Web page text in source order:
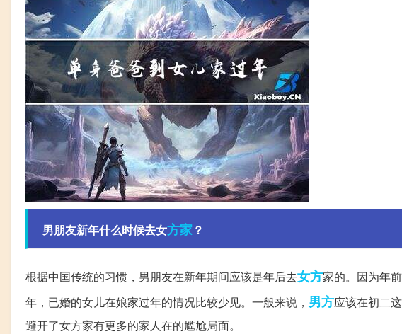
男朋友新年什么时候去女方家？
根据中国传统的习惯，男朋友在新年期间应该是年后去女方家的。因为年
年，已婚的女儿在娘家过年的情况比较少见。一般来说， 男方应该在初二
避开了女方家有更多的家人在的尴尬局面。